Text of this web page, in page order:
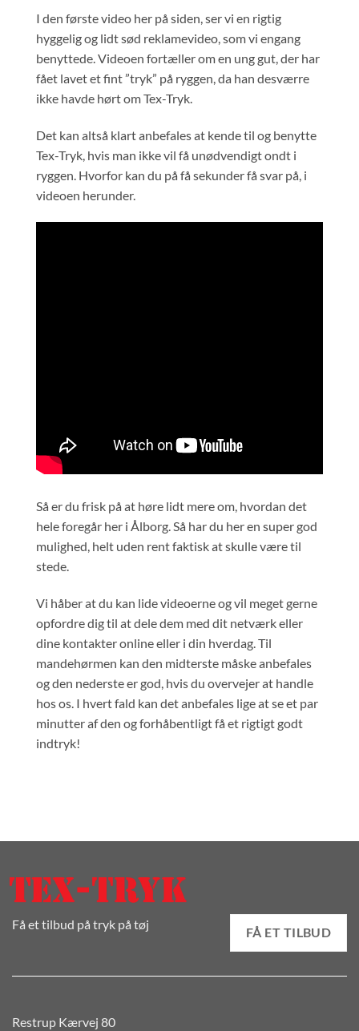
I den første video her på siden, ser vi en rigtig
hyggelig og lidt sød reklamevideo, som vi engang
benyttede. Videoen fortæller om en ung gut, der har
fået lavet et fint ”tryk” på ryggen, da han desværre
ikke havde hørt om Tex-Tryk.
Det kan altså klart anbefales at kende til og benytte
Tex-Tryk, hvis man ikke vil få unødvendigt ondt i
ryggen. Hvorfor kan du på få sekunder få svar på, i
videoen herunder.
Så er du frisk på at høre lidt mere om, hvordan det
hele foregår her i Ålborg. Så har du her en super god
mulighed, helt uden rent faktisk at skulle være til
stede.
Vi håber at du kan lide videoerne og vil meget gerne
opfordre dig til at dele dem med dit netværk eller
dine kontakter online eller i din hverdag. Til
mandehørmen kan den midterste måske anbefales
og den nederste er god, hvis du overvejer at handle
hos os. I hvert fald kan det anbefales lige at se et par
minutter af den og forhåbentligt få et rigtigt godt
indtryk!
Få et tilbud på tryk på tøj
FÅ ET TILBUD
Restrup Kærvej 80